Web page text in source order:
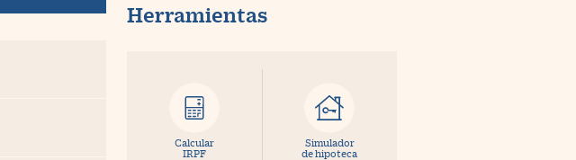
Herramientas
Calcular
IRPF
Simulador
de hipoteca